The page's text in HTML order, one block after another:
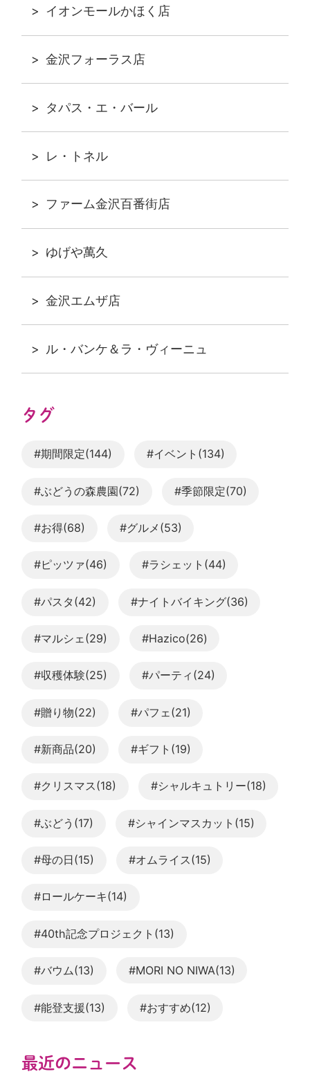
イオンモールかほく店
金沢フォーラス店
タパス・エ・バール
レ・トネル
ファーム金沢百番街店
ゆげや萬久
金沢エムザ店
ル・バンケ＆ラ・ヴィーニュ
タグ
#期間限定(144) #イベント(134)
#ぶどうの森農園(72) #季節限定(70)
#お得(68) #グルメ(53)
#ピッツァ(46) #ラシェット(44)
#パスタ(42) #ナイトバイキング(36)
#マルシェ(29) #Hazico(26)
#収穫体験(25) #パーティ(24)
#贈り物(22) #パフェ(21)
#新商品(20) #ギフト(19)
#クリスマス(18) #シャルキュトリー(18)
#ぶどう(17) #シャインマスカット(15)
#母の日(15) #オムライス(15)
#ロールケーキ(14)
#40th記念プロジェクト(13)
#バウム(13) #MORI NO NIWA(13)
#能登支援(13) #おすすめ(12)
最近のニュース